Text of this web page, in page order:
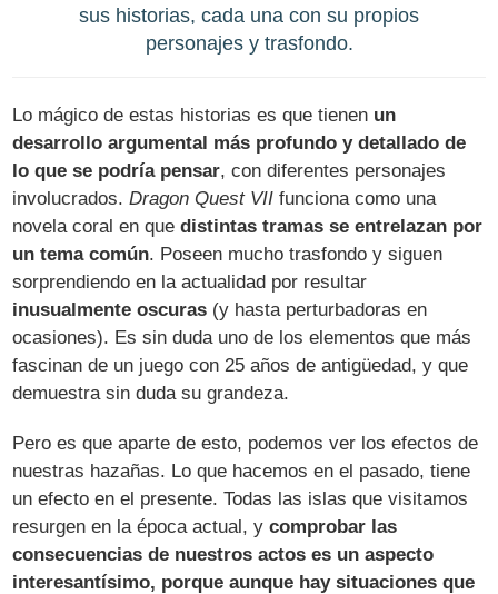
sus historias, cada una con su propios
personajes y trasfondo.
Lo mágico de estas historias es que tienen un
desarrollo argumental más profundo y detallado de
lo que se podría pensar, con diferentes personajes
involucrados.Dragon Quest VII funciona como una
novela coral en quedistintas tramas se entrelazan por
un tema común. Poseen mucho trasfondo y siguen
sorprendiendo en la actualidad por resultar
inusualmente oscuras (y hasta perturbadoras en
ocasiones). Es sin duda uno de los elementos que más
fascinan de un juego con 25 años de antigüedad, y que
demuestra sin duda su grandeza.
Pero es que aparte de esto, podemos ver los efectos de
nuestras hazañas. Lo que hacemos en el pasado, tiene
un efecto en el presente. Todas las islas que visitamos
resurgen en la época actual, ycomprobar las
consecuencias de nuestros actos es un aspecto
interesantísimo, porque aunque hay situaciones que